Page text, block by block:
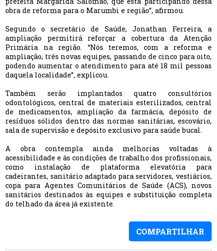
obra de reforma para o Marumbi e região”, afirmou.
Segundo o secretário de Saúde, Jonathan Ferreira, a
ampliação permitirá reforçar a cobertura da Atenção
Primária na região. “Nós teremos, com a reforma e
ampliação, três novas equipes, passando de cinco para oito,
podendo aumentar o atendimento para até 18 mil pessoas
daquela localidade”, explicou.
Também serão implantados quatro consultórios
odontológicos, central de materiais esterilizados, central
de medicamentos, ampliação da farmácia, depósito de
resíduos sólidos dentro das normas sanitárias, escovário,
sala de supervisão e depósito exclusivo para saúde bucal.
A obra contempla ainda melhorias voltadas à
acessibilidade e às condições de trabalho dos profissionais,
como instalação de plataforma elevatória para
cadeirantes, sanitário adaptado para servidores, vestiários,
copa para Agentes Comunitários de Saúde (ACS), novos
sanitários destinados às equipes e substituição completa
do telhado da área já existente.
COMPARTILHAR